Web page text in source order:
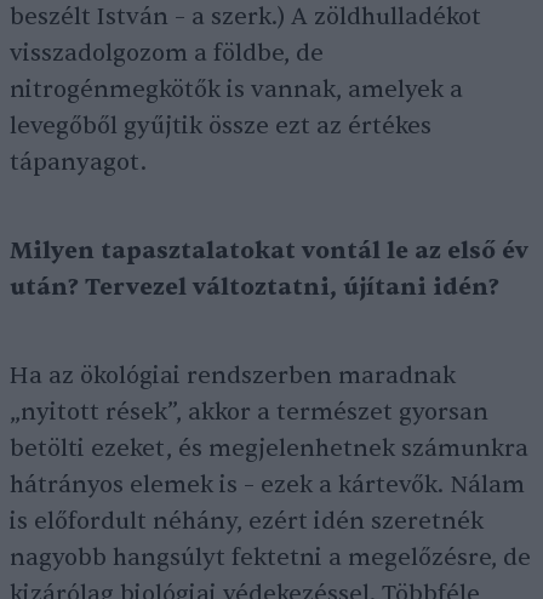
beszélt István – a szerk.) A zöldhulladékot
visszadolgozom a földbe, de
nitrogénmegkötők is vannak, amelyek a
levegőből gyűjtik össze ezt az értékes
tápanyagot.
Milyen tapasztalatokat vontál le az első év
után? Tervezel változtatni, újítani idén?
Ha az ökológiai rendszerben maradnak
„nyitott rések”, akkor a természet gyorsan
betölti ezeket, és megjelenhetnek számunkra
hátrányos elemek is – ezek a kártevők. Nálam
is előfordult néhány, ezért idén szeretnék
nagyobb hangsúlyt fektetni a megelőzésre, de